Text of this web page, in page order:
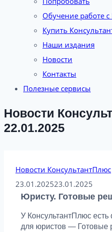
Обучение работе
Купить
Наши издания
Новости
Контакты
Полезные сервисы
Новости
22.01.2025
Новости КонсультантПлюс
23.01.202523.01.2025
Юристу. Готовые
У КонсультантПлюс
для юристов —